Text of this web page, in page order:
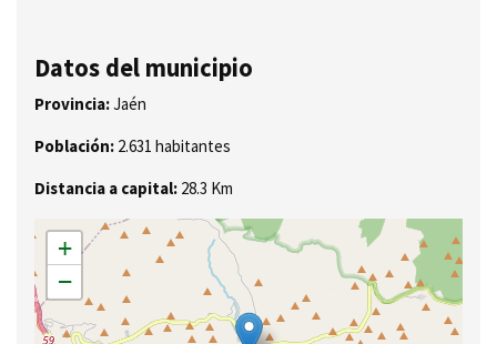
Datos del municipio
Provincia:Jaén
Población: 2.631 habitantes
Distancia a capital: 28.3 Km
+
−